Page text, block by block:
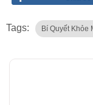
Tags: Bí Quyết Khỏe